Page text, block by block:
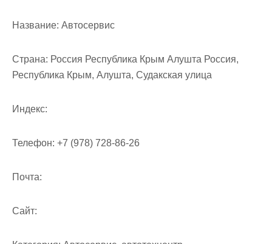
Название: Автосервис
Страна: Россия Республика Крым Алушта Россия,
Республика Крым, Алушта, Судакская улица
Индекс:
Телефон: +7 (978) 728-86-26
Почта:
Cайт: